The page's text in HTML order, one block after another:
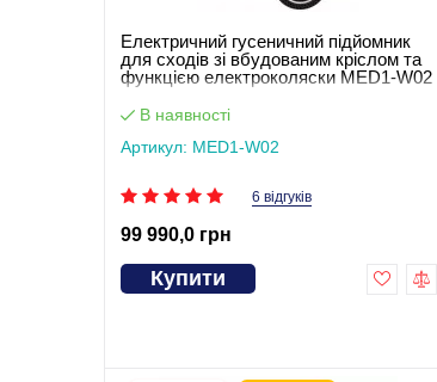
Електричний гусеничний підйомник
для сходів зі вбудованим кріслом та
функцією електроколяски MED1-W02
В наявності
Артикул: MED1-W02
6 відгуків
99 990,0 грн
Купити